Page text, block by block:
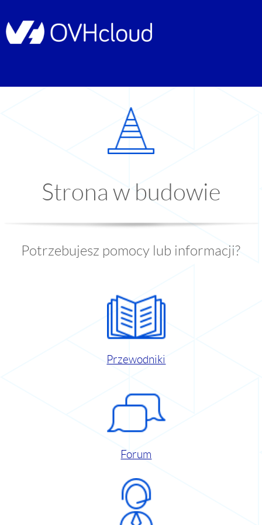
Strona w budowie
Potrzebujesz pomocy lub informacji?
Przewodniki
Forum